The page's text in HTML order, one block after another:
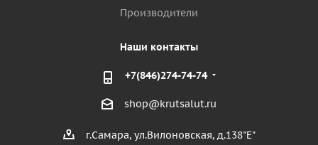
Производители
Наши контакты
+7(846)274-74-74
shop@krutsalut.ru
г.Самара, ул.Вилоновская, д.138"Е"